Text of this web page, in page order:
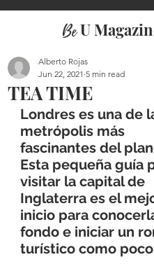
BeU
TEA TIME
Alberto Rojas
Jun 22, 2021 5 min read
Londres es una de
metrópolis más
fascinantes del
Esta pequeña guía
visitar la capital de
Inglaterra es el
inicio para
fondo e iniciar un
turístico como